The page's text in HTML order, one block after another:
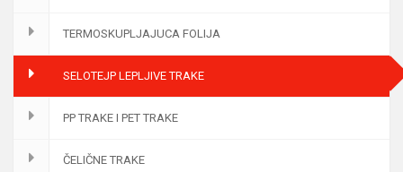
TERMOSKUPLJAJUCA FOLIJA
SELOTEJP LEPLJIVE TRAKE
PP TRAKE I PET TRAKE
ČELIČNE TRAKE